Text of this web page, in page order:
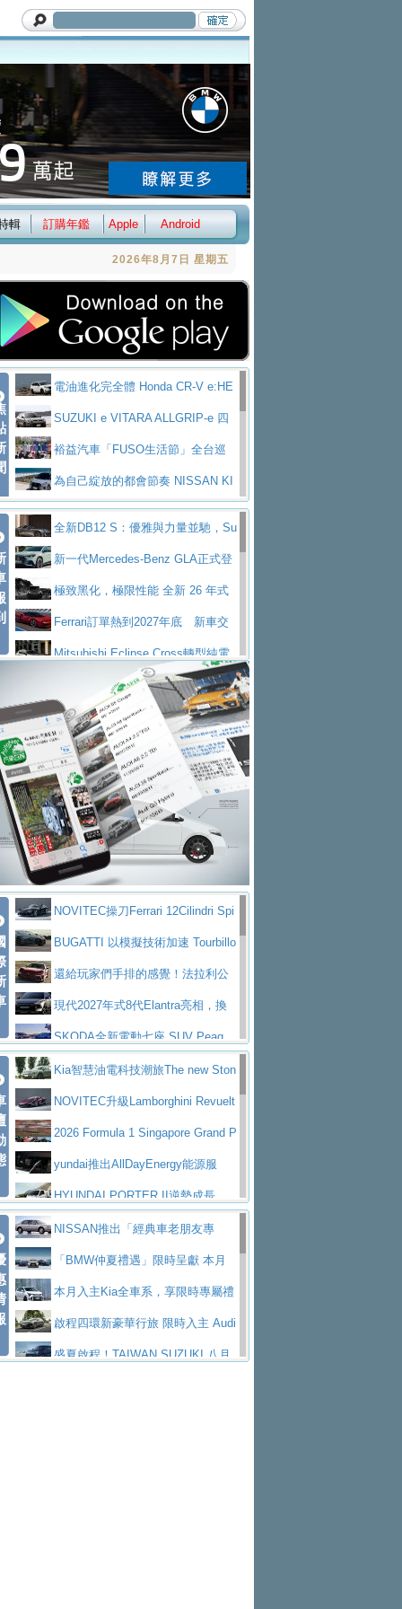
輯 訂購年鑑 Apple Android
2026年8月7日 星期五
電油進化完全體 Honda CR-V e:HE
V PrestigeSUZUKI e VITARA ALLGRIP-e 四
驅精神的純電新詮釋
裕益汽車「FUSO生活節」全台巡
迴 結合生活體驗、交通安全與購車優惠
為自己綻放的都會節奏 NISSAN KI
CKS SAKURA為品味獨具層峰買家打造的頂級座
駕，MAZDA CX-90 33T AWD Premium Ca
ptain Seat
EV
技的座駕! Ford Territory中型油電休旅
SO Super Great今日在台登場，結合先進安
ntis四品牌經銷權，全新多品牌旗艦展示中
心開幕啟用
屏東特搜大隊再添新利器 SITRAK
救助器材車買氣不衰、SUZUKI經銷商勇於開啟
全新大店，新北都鈴木占地500坪土城旗艦
展示中心開幕
2025第七屆ISUZU運轉職人挑戰賽
熱血登場 展現極致車技與專業職人精神
H2GP世界總決賽圓滿落幕 台灣團
隊表現精彩淨零減碳指標性應用 純電動水泥預
拌車 消防車除了滅火裝備還需要什麼？
一探SITRAK “準” 消防車的究竟
大益金龍初試啼聲，汽柴油5噸貨車
不是對手正宗年鑑2025年全球自動車年鑑1月
下旬問世！2024第六屆ISUZU運轉職人挑戰賽
首度前進南台灣熱烈開戰
豪華電能休旅新星 Audi Q4 Sportba
ck 55 e-tron S lineScania Taiwan 逆風而行，加深力
道投資布局
全新DB12 S：優雅與力量並馳，Su
per Tourer的顛峰之作
新一代Mercedes-Benz GLA正式登
場 續航最高657公里、支援320kW快充
極致黑化，極限性能 全新 26 年式
DEFENDER OCTA BLACK 限量登台
Ferrari訂單熱到2027年底 新車交
付至少得等一年以上
Mitsubishi Eclipse Cross轉型純電
休旅 87kWh電池續航超過600公里
全新BMW 318i Touring豪華旅行車
全台限量200台 進化現型
不等零關稅的紅利，Jeep品牌今日
起展開首批車交車Volvo EX60 即將叩關，靜肅性、底
盤與數位介面搶先揭露
Audi Q9 將於 2026 年底上市 旗艦
大型 SUV 鎖定七人座豪華市場
BMW攜手漫威電影【蜘蛛人：重生
日】 Skoda 發表全新 Peaq 內裝：七人
座純電旗艦 SUV，行李廂最大可達 935 公
升
全新純電 Mercedes-Benz C 400 4
MATIC Electric 登場
奢華與科技大躍進，MAZDA全新3
代CX-5全方位進化提前亮相並展開預售94.9
萬起
馬自達公布 2027 年式 MX-5 更
新，新增 Yakudo 特別版
Skoda Peaq 發表全新電動動力系
統 最長續航逾 640 公里、支援雙向供電
BMW M2 首度導入 xDrive 四驅，
美國與瑞士需求成關鍵推手
The all-new T-Roc 魅力 自成焦點
Maserati GT2 Stradale「Tribute to
MC12」全球首度亮相
迎接 RANGE ROVER 品牌家族第
五位成員 全新 RANGE ROVER GT 預告登
場
造型華麗時尚、科技座艙再進化，P
eugeot 208小改款發表上市94.8萬起
NOVITEC操刀Ferrari 12Cilindri Spi
der 碳纖維空力、鍛造輪圈與Inconel排氣
上身
BUGATTI 以模擬技術加速 Tourbillo
n 動態開發還給玩家們手排的感覺！法拉利公
布12Cilidri Manaule手排超跑產品細節
現代2027年式8代Elantra亮相，換
裝更銳利的造型、更先進的資訊娛樂系統及
更高效的動力
SKODA全新電動七座 SUV Peaq
問世，擁有品牌史上最寬敞且豪華的座艙
AUDI推出首款高性能油電超跑Nuvo
lari，0到100公里加速2.6秒、極速350公里
／小時
百年三叉戟傳奇再啟程 Maserati 重
返 1000 Miglia 傳承競速榮耀
法拉利首款純電跑車Luce亮相，最
大馬力超過1000匹並具備530公里最大續航
里程
小車大空間、座艙科技更先進，SK
ODA發表全新純電跨界休旅Eipq祭平民化車
價89萬起
賓士AMG.EA專屬平台首作，Merc
edes-AMG 全新GT 4-Door Coupe全球首發
福斯推出首款GTI純電性能掀背ID.
Polo GTI，擁有226匹馬力和零百加速 6.8
秒的實力
Jaguar 公布四門 GT車款正式車名
為JAGUAR TYPE 01
終於跟上進度，LEXUS發表首款三
排六座純電旗艦休旅 TZ
有錢也買不到的Golf R！福斯打造
全新Golf R 24h賽車將挑戰紐柏林24小時耐
SKODA公布全新小型純電跨界休旅
Kia智慧油電科技潮旅The new Ston
ic 1-7月累計銷量創歷史新高
NOVITEC升級Lamborghini Revuelt
o 綜效輸出增至1,048匹
2026 Formula 1 Singapore Grand P
rix 新加坡大獎賽 Audi 極速之旅開放報名
yundai推出AllDayEnergy能源服
務 讓電動車化身行動儲能系統
HYUNDAI PORTER II逆勢成長，
勇奪中型貨車銷售冠軍
父親節霸氣獻禮！PGO 威力125 最
低入手價 $60,900 起 省油ｘ安全ｘ大空間
陪爸爸輕鬆
福斯商旅挺頭家 推出「德系質感 精
算圓夢」專案和運租車榮獲國家品牌玉山獎 以智
慧移動與綠能創新
Volvo Trucks 承諾成為高科技供應
鏈的可靠夥伴XFORCE攜手臺南祀典大天后宮 試
NISSAN推出「經典車老朋友專
案」 以匠人精神煥新珍品座駕
「BMW仲夏禮遇」限時呈獻 本月
入主即享尊榮豪華五星假期 多元優購方案
同步實施
本月入主Kia全車系，享限時專屬禮
遇 啟程四環新豪華行旅 限時入主 Audi
A6 旗艦陣容 低月付5,888元起及3 年乙式險
盛夏啟程！TAIWAN SUZUKI 八月